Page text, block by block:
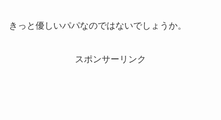
きっと優しいパパなのではないでしょうか。
スポンサーリンク